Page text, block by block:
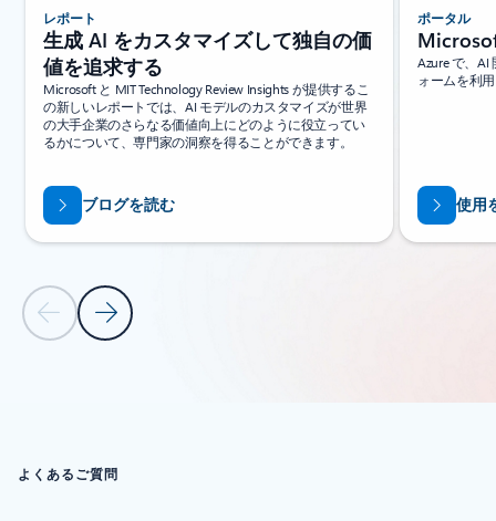
前のスライド次のスライド
レポート
生成 AI をカスタマイズして独自の価
値を追求する
Microsoft と MIT Technology Review Insights が提供するこ
の新しいレポートでは、AI モデルのカスタマイズが世界
の大手企業のさらなる価値向上にどのように役立ってい
るかについて、専門家の洞察を得ることができます。
ブログを読む
ポータル
Azure で、AI
ォームを利
使用
よくあるご質問